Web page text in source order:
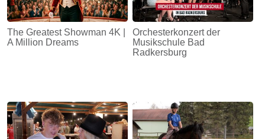
The Greatest Showman 4K |
A Million Dreams
Orchesterkonzert der
Musikschule Bad
Radkersburg